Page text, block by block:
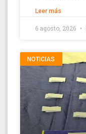
Leer más
6 agosto, 2026
NOTICIAS